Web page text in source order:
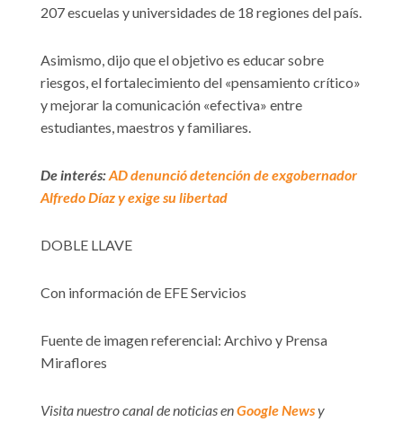
207 escuelas y universidades de 18 regiones del país.
Asimismo, dijo que el objetivo es educar sobre
riesgos, el fortalecimiento del «pensamiento crítico»
y mejorar la comunicación «efectiva» entre
estudiantes, maestros y familiares.
De interés:AD denunció detención de exgobernador
Alfredo Díaz y exige su libertad
DOBLE LLAVE
Con información de EFE Servicios
Fuente de imagen referencial: Archivo y Prensa
Miraflores
Visita nuestro canal de noticias enGoogle Newsy